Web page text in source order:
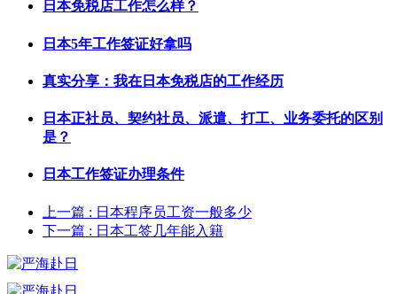
日本免税店工作怎么样？
日本5年工作签证好拿吗
真实分享：我在日本免税店的工作经历
日本正社员、契约社员、派遣、打工、业务委托的区别
是？
日本工作签证办理条件
上一篇 : 日本程序员工资一般多少
下一篇 : 日本工签几年能入籍